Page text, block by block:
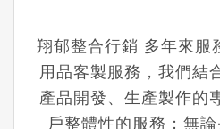
翔郁整合行銷 多年來服
用品客製服務， 我們結
產品開發、 生產製作的
戶整體性的服務； 無